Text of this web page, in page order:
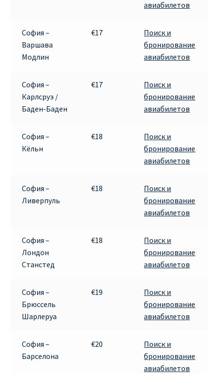
Милан
Париж
ПРАВИЛА РЕГИСТРАЦИИ
ПРИЛОЖЕНИЕ RYANAIR НА РУССКОМ
ПРОВОЗ БАГАЖА RYANAIR – ПРАВИЛА
РЕГИСТРАЦИЯ НА РЕЙС RYANAIR
Регистрация ребенка на рейс RYANAIR
Рим
Рождественские направления от € 9
Райнэйр на русском
О сайте
авиабилетов
София –
Варшава
Модлин
€17
Поиск и
бронирование
авиабилетов
София –
Карлсруэ /
Баден-Баден
€17
Поиск и
бронирование
авиабилетов
София –
Кёльн
€18
Поиск и
бронирование
авиабилетов
София –
Ливерпуль
€18
Поиск и
бронирование
авиабилетов
София –
Лондон
Станстед
€18
Поиск и
бронирование
авиабилетов
София –
Брюссель
Шарлеруа
€19
Поиск и
бронирование
авиабилетов
София –
Барселона
€20
Поиск и
бронирование
авиабилетов